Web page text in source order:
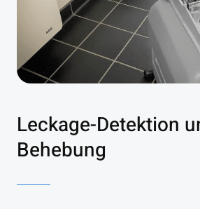
Leckage-Detektion
Behebung